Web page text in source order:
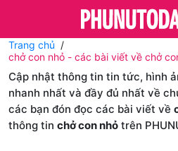
Trang chủ
chở con nhỏ - các bài viết về chở
Cập nhật thông tin tin tức, hình
nhanh nhất và đầy đủ nhất về
các bạn đón đọc các bài viết về
thông tin chở con nhỏ trên